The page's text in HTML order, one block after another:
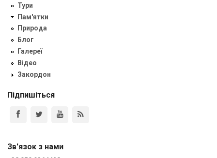
Тури
Пам'ятки
Природа
Блог
Галереї
Відео
Закордон
Підпишіться
Зв'язок з нами